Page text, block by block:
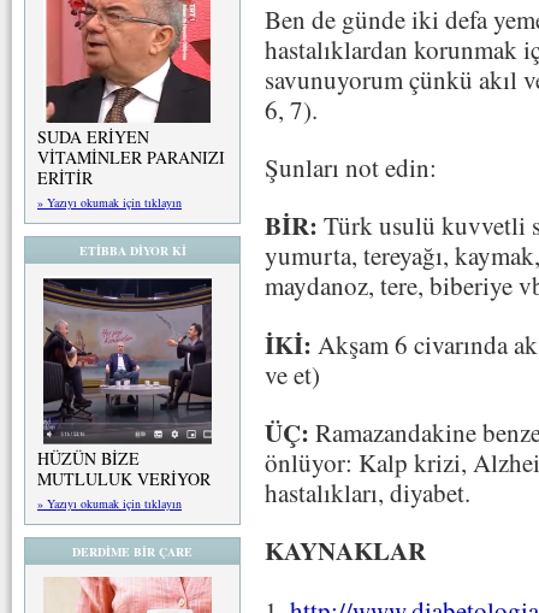
SUDA ERİYEN
VİTAMİNLER PARANIZI
ERİTİR
» Yazıyı okumak için tıklayın
ETİBBA DİYOR Kİ
HÜZÜN BİZE
MUTLULUK VERİYOR
» Yazıyı okumak için tıklayın
DERDİME BİR ÇARE
Ben de günde iki defa
hastalıklardan korunmak
savunuyorum çünkü akıl
6, 7).
Şunları not edin:
BİR: Türk usulü kuvvetli
yumurta, tereyağı,
maydanoz, tere, biberiye
İKİ: Akşam 6 civarında
ve et)
ÜÇ: Ramazandakine
önlüyor: Kalp krizi,
hastalıkları, diyabet.
KAYNAKLAR